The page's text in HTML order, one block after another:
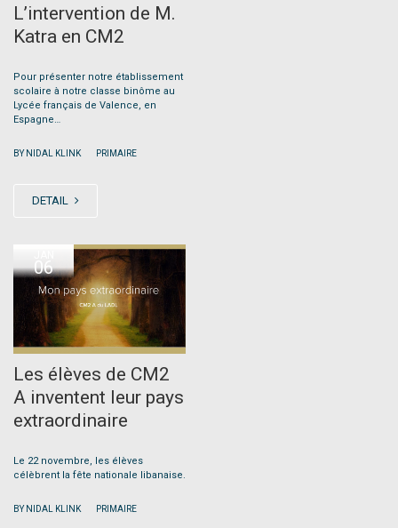
L’intervention de M.
Katra en CM2
Pour présenter notre établissement
scolaire à notre classe binôme au
Lycée français de Valence, en
Espagne…
BY NIDAL KLINK PRIMAIRE
DETAIL
06
Les élèves de CM2
A inventent leur pays
extraordinaire
Le 22 novembre, les élèves
célèbrent la fête nationale libanaise.
BY NIDAL KLINK PRIMAIRE